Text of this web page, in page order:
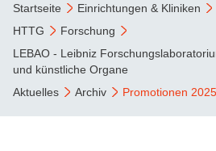
Startseite Einrichtungen & Kliniken
HTTG
Forschung
LEBAO - Leibniz
und künstliche Organe
Aktuelles
Archiv Promotionen